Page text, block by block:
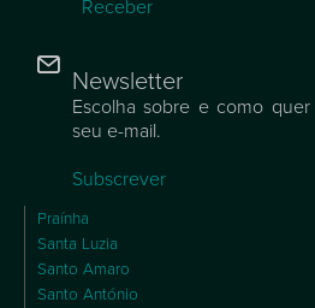
Receber
Newsletter
Escolha sobre e como
seu e-mail.
Subscrever
Praínha
Santa Luzia
Santo Amaro
Santo António